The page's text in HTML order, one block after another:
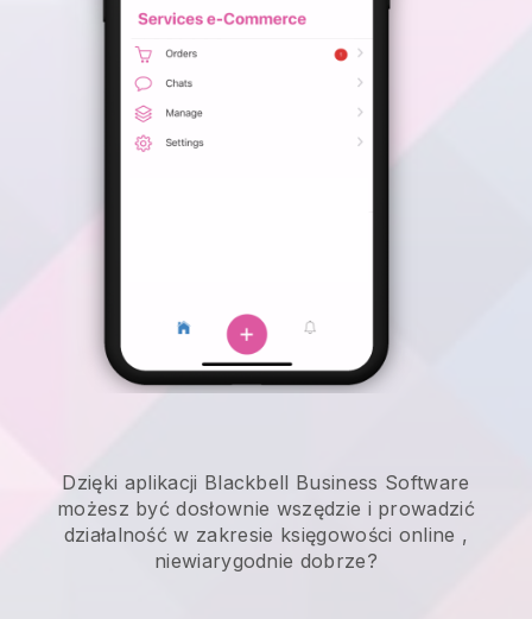
Dzięki aplikacji Blackbell Business Software
możesz być dosłownie wszędzie i prowadzić
działalność w zakresie księgowości online ,
niewiarygodnie dobrze?